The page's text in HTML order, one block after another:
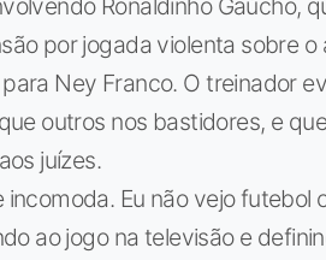
Ronaldinho Gaúcho,
por jogada violenta sobre o
Ney Franco. O treinador
outros nos bastidores, e
juízes.
incomoda. Eu não vejo
ao jogo na televisão e